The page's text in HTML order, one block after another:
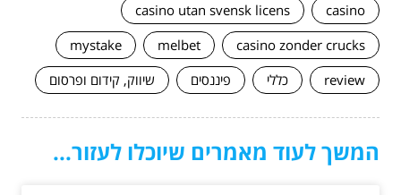
casino
casino utan svensk licens
casino zonder crucks
melbet
mystake
review
כללי פיננסים שיווק, קידום ופרסום
המשך לעוד מאמרים שיוכלו לעזור...